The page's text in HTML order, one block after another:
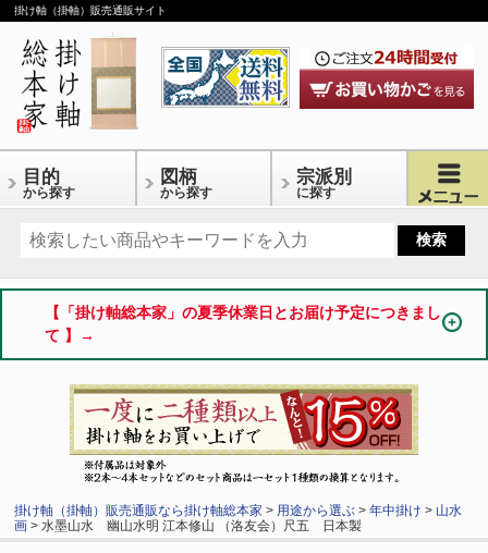
掛け軸（掛軸）販売通販サイト
目的
から探す
図柄
から探す
宗派別
に探す
【「掛け軸総本家」の夏季休業日とお届け予定につきまし
て 】→
掛け軸（掛軸）販売通販なら掛け軸総本家 > 用途から選ぶ >年中掛け > 山水
画 > 水墨山水 幽山水明 江本修山 （洛友会）尺五 日本製